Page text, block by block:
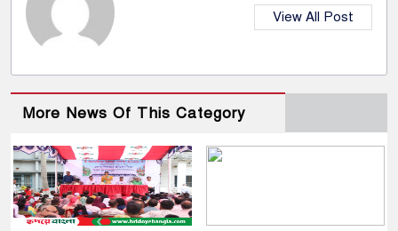
View All Post
More News Of This Category